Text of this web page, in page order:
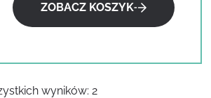
ZOBACZ KOSZYK
wyników: 2